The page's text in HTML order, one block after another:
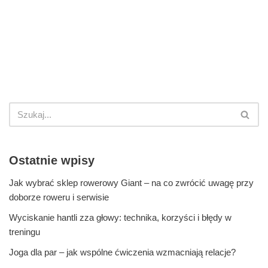
Ostatnie wpisy
Jak wybrać sklep rowerowy Giant – na co zwrócić uwagę przy
doborze roweru i serwisie
Wyciskanie hantli zza głowy: technika, korzyści i błędy w
treningu
Joga dla par – jak wspólne ćwiczenia wzmacniają relacje?